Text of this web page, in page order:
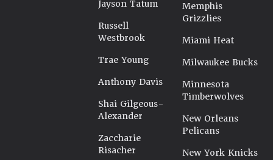
Jayson Tatum
Russell
Westbrook
Trae Young
Anthony Davis
Shai Gilgeous-
Alexander
Zaccharie
Risacher
Memphis
Grizzlies
Miami Heat
Milwaukee Bucks
Minnesota
Timberwolves
New Orleans
Pelicans
New York Knicks